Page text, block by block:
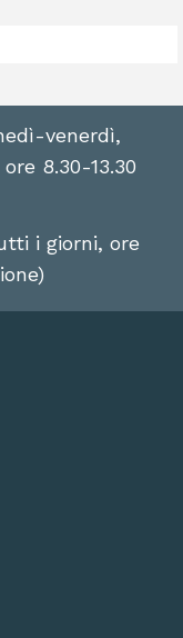
venerdì,
8.30-13.30
i giorni, ore